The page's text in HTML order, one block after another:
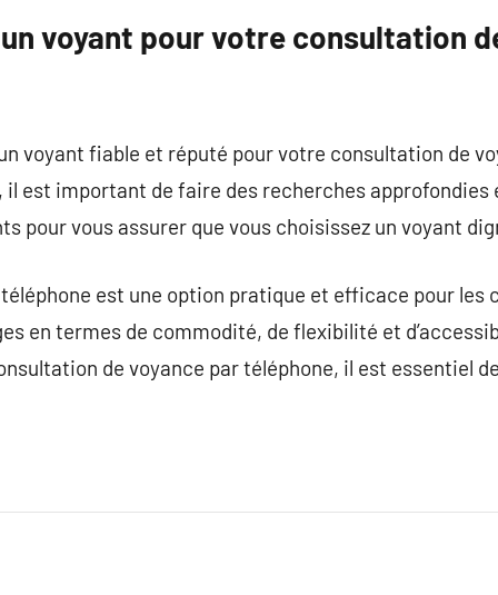
voyant pour votre consultation
voyant fiable et réputé pour votre consultation de
il est important de faire des recherches approfondies
pour vous assurer que vous choisissez un voyant
est une option pratique et efficace pour les
en termes de commodité, de flexibilité et
de voyance par téléphone, il est essentiel